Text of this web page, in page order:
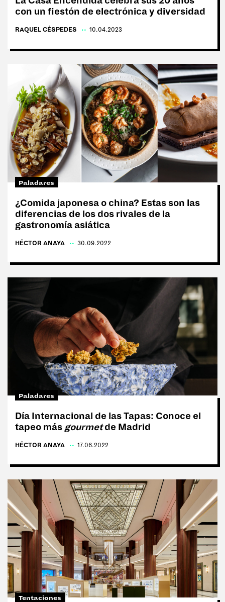
con un fiestón de electrónica y diversidad
RAQUEL CÉSPEDES 10.04.2023
Paladares
¿Comida japonesa o china? Estas son las
diferencias de los dos rivales de la
gastronomía asiática
HÉCTOR ANAYA 30.09.2022
Paladares
Día Internacional de las Tapas: Conoce el
tapeo más gourmetde Madrid
HÉCTOR ANAYA 17.06.2022
Tentaciones